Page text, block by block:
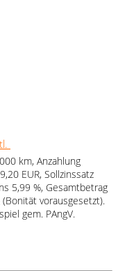
km, Anzahlung
EUR, Sollzinssatz
5,99 %, Gesamtbetrag
(Bonität vorausgesetzt).
gem. PAngV.